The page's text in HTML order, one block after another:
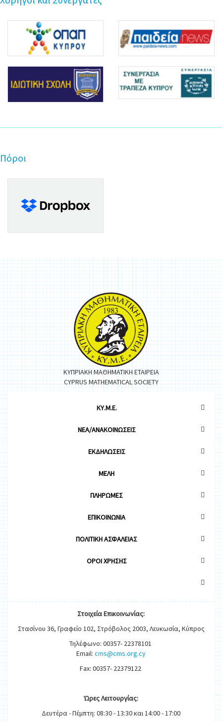
Πόροι
ΚΥΠΡΙΑΚΗ ΜΑΘΗΜΑΤΙΚΗ ΕΤΑΙΡΕΙΑ
CYPRUS MATHEMATICAL SOCIETY
ΚΥ.Μ.Ε.
ΝΕΑ/ΑΝΑΚΟΙΝΩΣΕΙΣ
ΕΚΔΗΛΩΣΕΙΣ
ΜΕΛΗ
ΠΛΗΡΩΜΕΣ
ΕΠΙΚΟΙΝΩΝΙΑ
ΠΟΛΙΤΙΚΗ ΑΣΦΑΛΕΙΑΣ
OΡΟΙ ΧΡΗΣΗΣ
ΣτοιχείαΕπικοινωνίας:
Στασίνου 36, Γραφείο 102, Στρόβολος 2003, Λευκωσία, Κύπρος
Τηλέφωνο: 00357- 22378101
Email: cms@cms.org.cy
Fax: 00357- 22379122
ΏρεςΛειτουργίας:
Δευτέρα - Πέμπτη: 08:30 - 13:30 και 14:00 - 17:00